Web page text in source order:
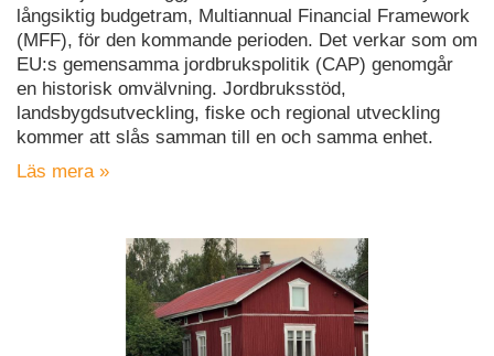
långsiktig budgetram, Multiannual Financial Framework
(MFF), för den kommande perioden. Det verkar som om
EU:s gemensamma jordbrukspolitik (CAP) genomgår
en historisk omvälvning. Jordbruksstöd,
landsbygdsutveckling, fiske och regional utveckling
kommer att slås samman till en och samma enhet.
Läs mera »